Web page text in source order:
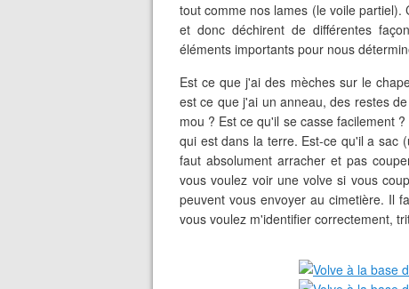
tout comme nos lames (le voile
et donc déchirent de différentes
éléments importants pour nous
Est ce que j'ai des mèches sur le
est ce que j'ai un anneau, des restes
mou ? Est ce qu'il se casse facilement
qui est dans la terre. Est-ce qu'il a sac
faut absolument arracher et pas
vous voulez voir une volve si vous
peuvent vous envoyer au cimetière. Il
vous voulez m'identifier correctement,